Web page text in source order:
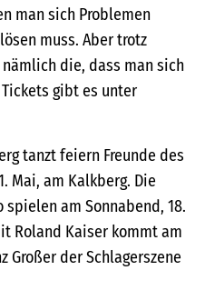
man sich Problemen
muss. Aber trotz
die, dass man sich
gibt es unter
tanzt feiern Freunde des
Mai, am Kalkberg. Die
am Sonnabend, 18.
Roland Kaiser kommt am
Großer der Schlagerszene